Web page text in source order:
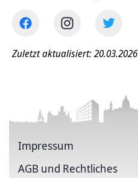
Zuletzt aktualisiert: 20.03.2026
Impressum
AGB und Rechtliches